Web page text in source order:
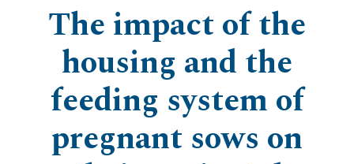
The impact of the
housing and the
feeding system of
pregnant sows on